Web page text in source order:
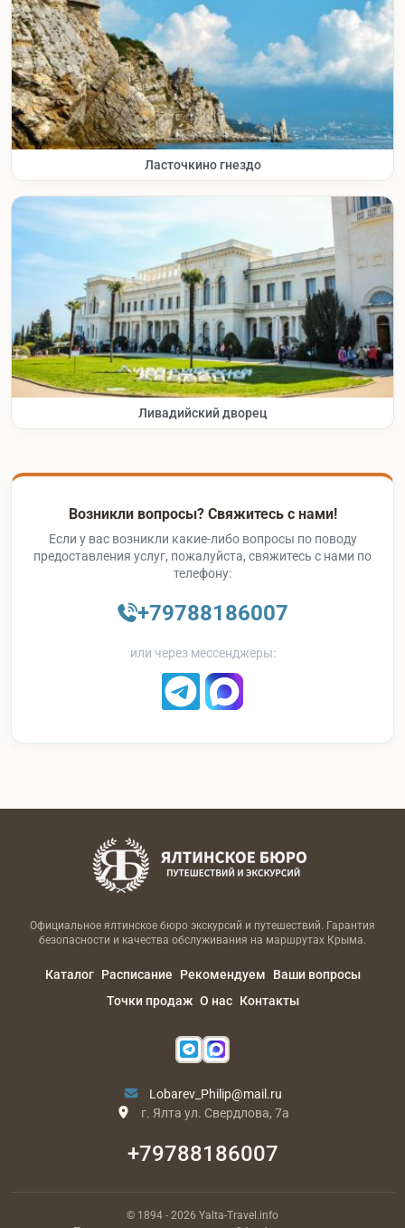
Ласточкино гнездо
Ливадийский дворец
Возникли вопросы? Свяжитесь с нами!
Если у вас возникли какие-либо вопросы по поводу
предоставления услуг, пожалуйста, свяжитесь с нами по
телефону:
+79788186007
или через мессенджеры:
Официальное ялтинское бюро экскурсий и путешествий. Гарантия
безопасности и качества обслуживания на маршрутах Крыма.
Каталог Расписание Рекомендуем
Ваши вопросы
Точки продаж О нас Контакты
Lobarev_Philip@mail.ru
г. Ялта ул. Свердлова, 7а
+79788186007
© 1894 - 2026 Yalta-Travel.info